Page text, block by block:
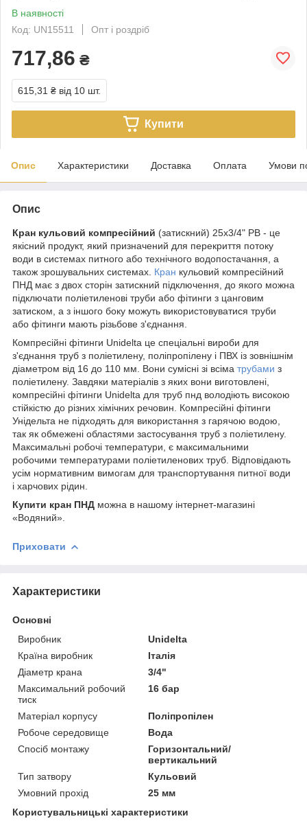
В наявності
Код: UN15511
Опт і роздріб
717,86 ₴
615,31 ₴ від 10 шт.
Купити
Опис Характеристики Доставка Оплата Умови
Опис
Кран кульовий компресійний (затискний) 25х3/4" РВ - це
якісний продукт, який призначений для перекриття потоку
води в системах питного або технічного водопостачання, а
також зрошувальних системах. Кран кульовий компресійний
ПНД має з двох сторін затискний підключення, до якого можна
підключати поліетиленові труби або фітинги з цанговим
затиском, а з іншого боку можуть використовуватися труби
або фітинги мають різьбове з'єднання.
Компресійні фітинги Unidelta це спеціальні вироби для
з'єднання труб з поліетилену, поліпропілену і ПВХ із зовнішнім
діаметром від 16 до 110 мм. Вони сумісні зі всіма трубами з
поліетилену. Завдяки матеріалів з яких вони виготовлені,
компресійні фітинги Unidelta для труб пнд володіють високою
стійкістю до різних хімічних речовин. Компресійні фітинги
Унідельта не підходять для використання з гарячою водою,
так як обмежені областями застосування труб з поліетилену.
Максимальні робочі температури, є максимальними
робочими температурами поліетиленових труб. Відповідають
усім нормативним вимогам для транспортування питної води
і харчових рідин.
Купити кран ПНД можна в нашому інтернет-магазині
«Водяний».
Приховати
Характеристики
Основні
Виробник
Unidelta
Країна виробник
Італія
Діаметр крана
3/4"
Максимальний робочий
тиск
16 бар
Матеріал корпусу
Поліпропілен
Робоче середовище
Вода
Спосіб монтажу
Горизонтальний/
вертикальний
Тип затвору
Кульовий
Умовний прохід
25 мм
Користувальницькі характеристики